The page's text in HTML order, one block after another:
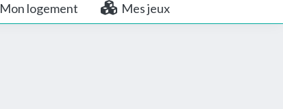
Mon logement Mes jeux